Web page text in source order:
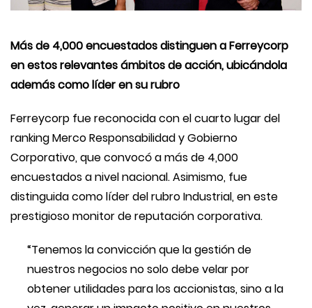
Más de 4,000 encuestados distinguen a Ferreycorp
en estos relevantes ámbitos de acción, ubicándola
además como líder en su rubro
Ferreycorp fue reconocida con el cuarto lugar del
ranking Merco Responsabilidad y Gobierno
Corporativo, que convocó a más de 4,000
encuestados a nivel nacional. Asimismo, fue
distinguida como líder del rubro Industrial, en este
prestigioso monitor de reputación corporativa.
“Tenemos la convicción que la gestión de
nuestros negocios no solo debe velar por
obtener utilidades para los accionistas, sino a la